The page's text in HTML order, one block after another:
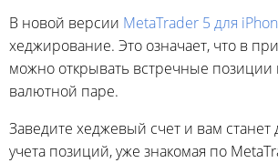
В новой версии MetaTrader 5 для
хеджирование. Это означает, что в
можно открывать встречные позиции
валютной паре.
Заведите хеджевый счет и вам станет
учета позиций, уже знакомая по